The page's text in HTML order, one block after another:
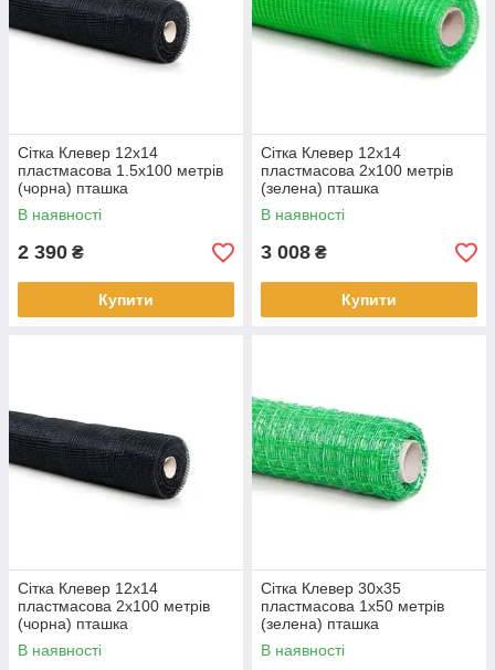
Сітка Клевер 12х14
пластмасова 1.5х100 метрів
(чорна) пташка
В наявності
2 390 ₴
Купити
Сітка Клевер 12х14
пластмасова 2х100 метрів
(зелена) пташка
В наявності
3 008 ₴
Купити
Сітка Клевер 12х14
пластмасова 2х100 метрів
(чорна) пташка
В наявності
Сітка Клевер 30х35
пластмасова 1х50 метрів
(зелена) пташка
В наявності